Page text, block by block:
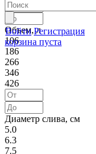
Войти Регистрация
корзина пуста
Объем, л
106
186
266
346
426
Диаметр слива, см
5.0
6.3
7.5